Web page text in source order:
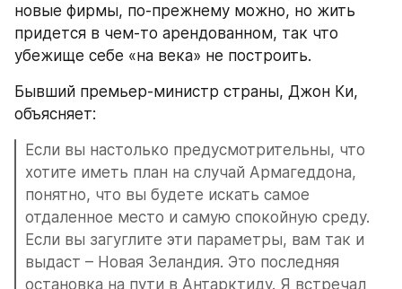
новые фирмы, по-прежнему можно, но жить
придется в чем-то арендованном, так что
убежище себе «на века» не построить.
Бывший премьер-министр страны, Джон Ки,
объясняет:
Если вы настолько предусмотрительны, что
хотите иметь план на случай Армагеддона,
понятно, что вы будете искать самое
отдаленное место и самую спокойную среду.
Если вы загуглите эти параметры, вам так и
выдаст – Новая Зеландия. Это последняя
остановка на пути в Антарктиду. Я встречал